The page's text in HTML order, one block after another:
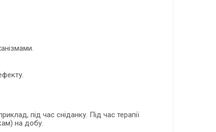
під час сніданку. Під час терапії
на добу.